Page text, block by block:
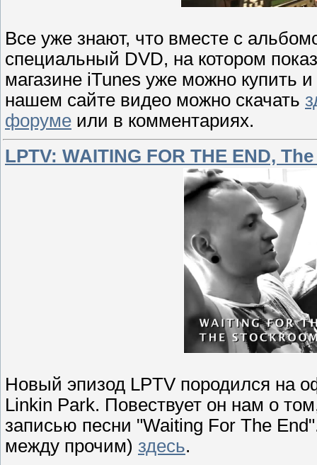
Все уже знают, что вместе с
специальный DVD, на котором
магазине iTunes уже можно купить
нашем сайте видео можно скачать
форуме или в комментариях.
LPTV: WAITING FOR THE END,
Новый эпизод LPTV породился на
Linkin Park. Повествует он нам о
записью песни "Waiting For The
между прочим) здесь.